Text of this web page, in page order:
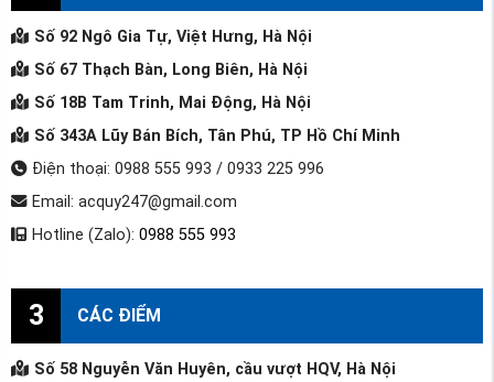
Số 92 Ngô Gia Tự, Việt Hưng, Hà Nội
Số 67 Thạch Bàn, Long Biên, Hà Nội
Số 18B Tam Trinh, Mai Động, Hà Nội
Số 343A Lũy Bán Bích, Tân Phú, TP Hồ Chí Minh
Điện thoại: 0988 555 993 / 0933 225 996
Email: acquy247@gmail.com
Hotline (Zalo): 0988 555 993
3 CÁC ĐIỂM
Số 58 Nguyễn Văn Huyên, cầu vượt HQV, Hà Nội